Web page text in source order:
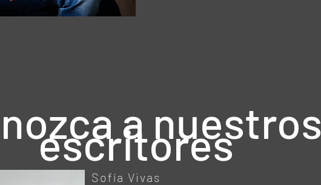
a nuestros
escritores
Sofía Vivas